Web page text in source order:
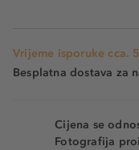
Vrijeme isporuke cca.
Besplatna dostava za
Cijena se
Fotografija